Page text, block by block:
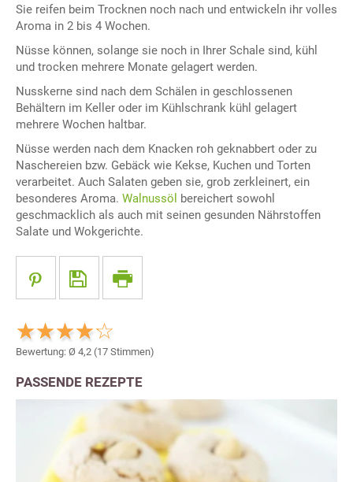
Sie reifen beim Trocknen noch nach und entwickeln ihr volles
Aroma in 2 bis 4 Wochen.
Nüsse können, solange sie noch in Ihrer Schale sind, kühl
und trocken mehrere Monate gelagert werden.
Nusskerne sind nach dem Schälen in geschlossenen
Behältern im Keller oder im Kühlschrank kühl gelagert
mehrere Wochen haltbar.
Nüsse werden nach dem Knacken roh geknabbert oder zu
Naschereien bzw. Gebäck wie Kekse, Kuchen und Torten
verarbeitet. Auch Salaten geben sie, grob zerkleinert, ein
besonderes Aroma. Walnussöl bereichert sowohl
geschmacklich als auch mit seinen gesunden Nährstoffen
Salate und Wokgerichte.
Bewertung: Ø 4,2 (17 Stimmen)
PASSENDE REZEPTE